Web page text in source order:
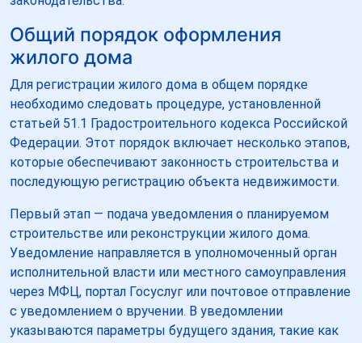
Общий порядок оформления
жилого дома
Для регистрации жилого дома в общем порядке
необходимо следовать процедуре, установленной
статьей 51.1 Градостроительного кодекса Российской
Федерации. Этот порядок включает несколько этапов,
которые обеспечивают законность строительства и
последующую регистрацию объекта недвижимости.
Первый этап — подача уведомления о планируемом
строительстве или реконструкции жилого дома.
Уведомление направляется в уполномоченный орган
исполнительной власти или местного самоуправления
через МФЦ, портал Госуслуг или почтовое отправление
с уведомлением о вручении. В уведомлении
указываются параметры будущего здания, такие как